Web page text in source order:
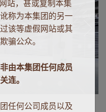
站，甚或复制本集
称为本集团的另一
该等虚假网站或其
骗公众。
由本集团任何成员
连。
任何公司成员以及